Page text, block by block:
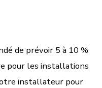
de prévoir 5 à 10 %
pour les installations
installateur pour